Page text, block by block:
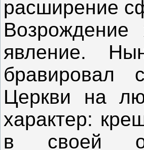
расширение
явление.
бравировал
Церкви на
характер:
в своей